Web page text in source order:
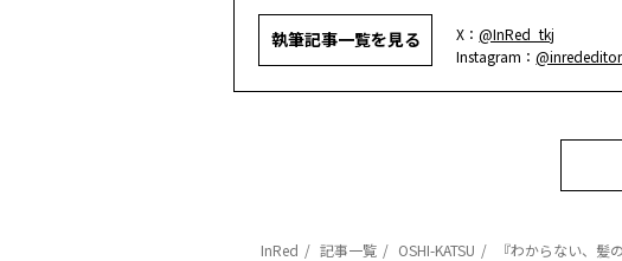
執筆記事一覧を見る X：@InRed_tkj
Instagram：@inrededitor
InRed 記事一覧 OSHI-KATSU 『わからない、